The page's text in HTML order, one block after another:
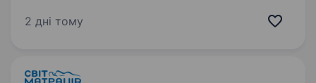
Основні обов’язки: Виконання торгового плану
персоналом —…
2 дні тому